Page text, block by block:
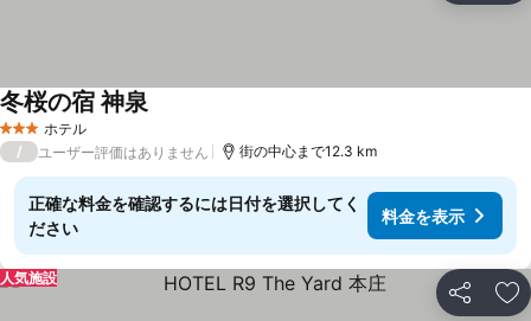
3 ホテルのランク
ホテル
冬桜の宿 神泉
/ ユーザー評価はありません 街の中心まで12.3 km
正確な料金を確認するには日付を選択してく
ださい
料金を表示
シェア お
人気施設